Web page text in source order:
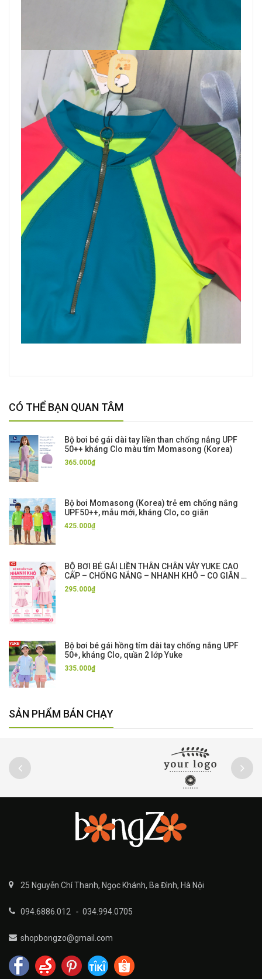
CÓ THỂ BẠN QUAN TÂM
Bộ bơi bé gái dài tay liền than chống nắng UPF
50++ kháng Clo màu tím Momasong (Korea)
365.000₫
Bộ bơi Momasong (Korea) trẻ em chống nắng
UPF50++, mẫu mới, kháng Clo, co giãn
425.000₫
BỘ BƠI BÉ GÁI LIỀN THÂN CHÂN VÁY YUKE CAO
CẤP – CHỐNG NẮNG – NHANH KHÔ – CO GIÃN 4
CHIỀU
295.000₫
Bộ bơi bé gái hồng tím dài tay chống nắng UPF
50+, kháng Clo, quần 2 lớp Yuke
335.000₫
SẢN PHẨM BÁN CHẠY
25 Nguyễn Chí Thanh, Ngọc Khánh, Ba Đình, Hà Nội
094.6886.012 - 034.994.0705
shopbongzo@gmail.com